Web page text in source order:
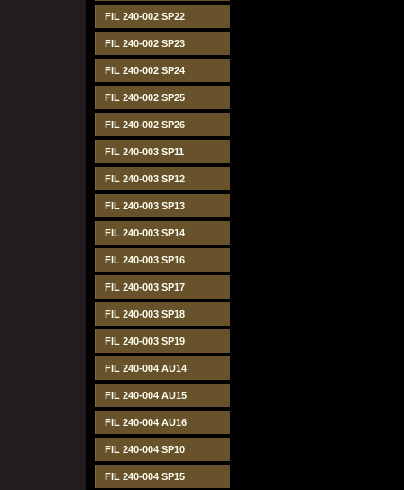
FIL 240-002 SP22
FIL 240-002 SP23
FIL 240-002 SP24
FIL 240-002 SP25
FIL 240-002 SP26
FIL 240-003 SP11
FIL 240-003 SP12
FIL 240-003 SP13
FIL 240-003 SP14
FIL 240-003 SP16
FIL 240-003 SP17
FIL 240-003 SP18
FIL 240-003 SP19
FIL 240-004 AU14
FIL 240-004 AU15
FIL 240-004 AU16
FIL 240-004 SP10
FIL 240-004 SP15